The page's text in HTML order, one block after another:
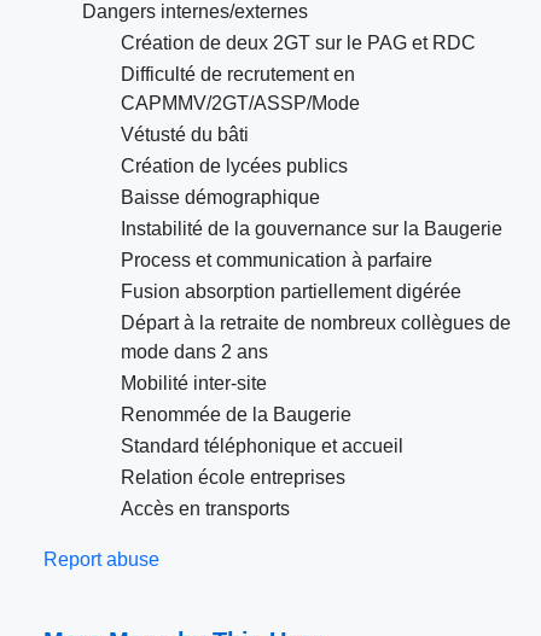
Dangers internes/externes
Création de deux 2GT sur le PAG et RDC
Difficulté de recrutement en
CAPMMV/2GT/ASSP/Mode
Vétusté du bâti
Création de lycées publics
Baisse démographique
Instabilité de la gouvernance sur la Baugerie
Process et communication à parfaire
Fusion absorption partiellement digérée
Départ à la retraite de nombreux collègues de
mode dans 2 ans
Mobilité inter-site
Renommée de la Baugerie
Standard téléphonique et accueil
Relation école entreprises
Accès en transports
Report abuse